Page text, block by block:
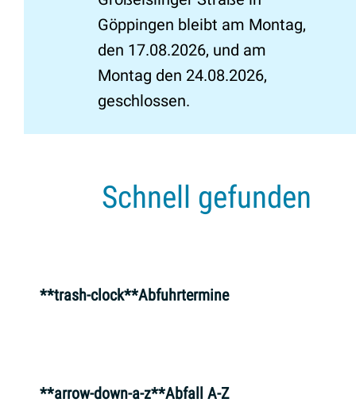
Göppingen bleibt am Montag,
den 17.08.2026, und am
Montag den 24.08.2026,
geschlossen.
Schnell gefunden
**trash-clock**Abfuhrtermine
**arrow-down-a-z**Abfall A-Z